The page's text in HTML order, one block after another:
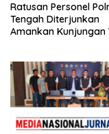
Ratusan Personel
Tengah Diterjunkan
Amankan Kunjungan